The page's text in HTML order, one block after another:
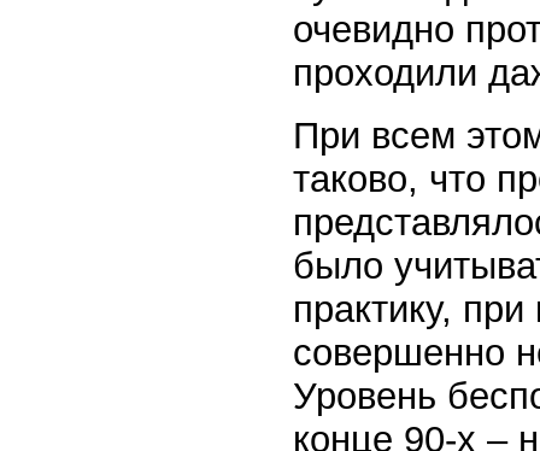
очевидно
проходили
При всем
таково, что
было
практику,
совершенно
Уровень
конце 90-х –